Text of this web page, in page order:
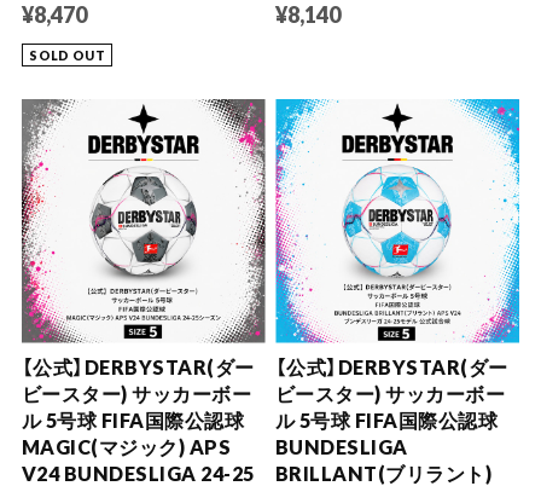
¥8,470
SOLD OUT
¥8,140
【公式】DERBYSTAR(ダー
ビースター) サッカーボー
ル 5号球 FIFA国際公認球
MAGIC(マジック) APS
V24 BUNDESLIGA 24-25
【公式】DERBYSTAR(ダー
ビースター) サッカーボー
ル 5号球 FIFA国際公認球
BUNDESLIGA
BRILLANT(ブリラント)